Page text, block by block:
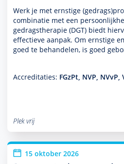
Werk je met ernstige
combinatie met een
gedrags­thera­pie (DGT) biedt
effectieve aanpak. Om ernstige
goed te behan­delen, is goed
Accreditaties: FGzPt, NVP, NVvP,
Plek vrij
15 oktober 2026